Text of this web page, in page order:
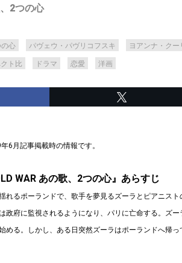
2つの心
の心 パヴェウ・パヴリコフスキ ヨアンナ・クー
ト比 ドラマ 恋愛 洋画
6月記事掲載時の情報です。
WAR あの歌、2つの心』あらすじ
れるポーランドで、歌手を夢見るズーラとピアニス
政府に監視されるようになり、パリに亡命する。ズ
める。しかし、ある日突然ズーラはポーランドへ帰